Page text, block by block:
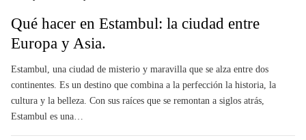
Qué hacer en Estambul: la ciudad entre
Europa y Asia.
Estambul, una ciudad de misterio y maravilla que se alza entre dos
continentes. Es un destino que combina a la perfección la historia, la
cultura y la belleza. Con sus raíces que se remontan a siglos atrás,
Estambul es una…